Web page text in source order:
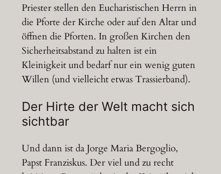
Priester stellen den Eucharistischen Herrn in
die Pforte der Kirche oder auf den Altar und
öffnen die Pforten. In großen Kirchen den
Sicherheitsabstand zu halten ist ein
Kleinigkeit und bedarf nur ein wenig guten
Willen (und vielleicht etwas Trassierband).
Der Hirte der Welt macht sich
sichtbar
Und dann ist da Jorge Maria Bergoglio,
Papst Franziskus. Der viel und zu recht